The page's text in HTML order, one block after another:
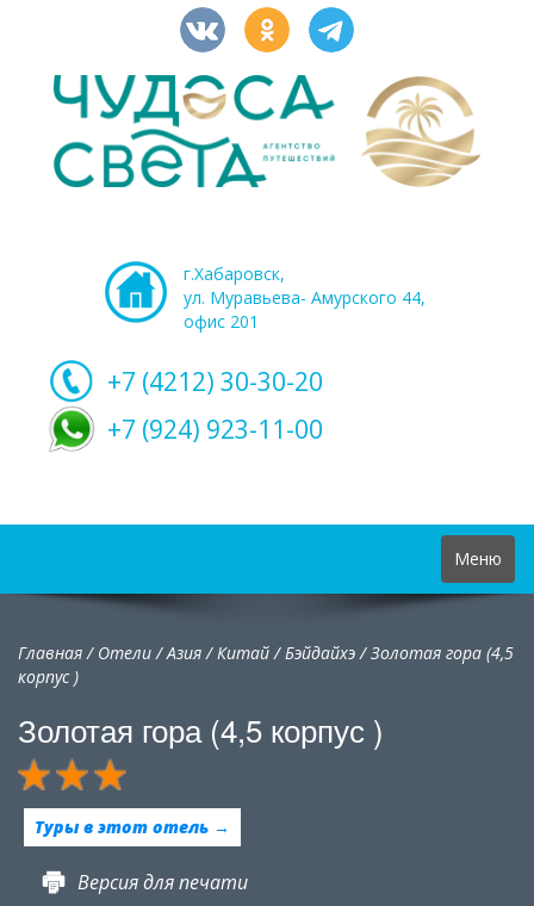
г.Хабаровск,
ул. Муравьева- Амурского 44,
офис 201
+7 (4212) 30-30-20
+7 (924) 923-11-00
Toggle
navigation
Меню
Главная/ Отели/Азия/Китай/Бэйдайхэ /Золотая гора (4,5
корпус )
Золотая гора (4,5 корпус )
Туры в этот отель →
Версия для печати